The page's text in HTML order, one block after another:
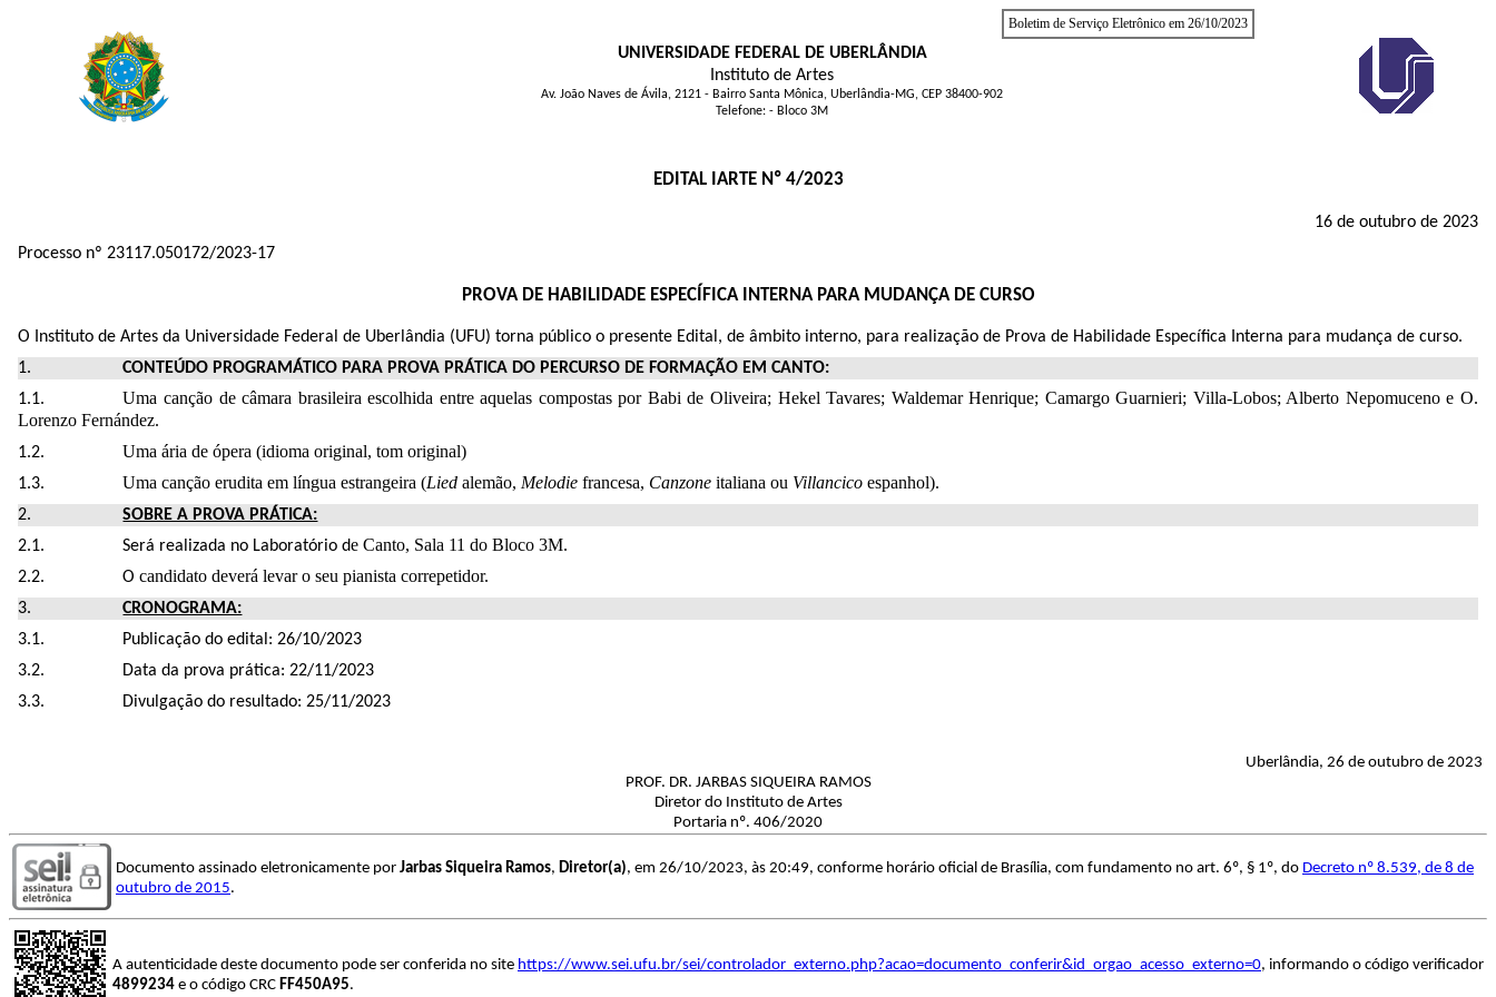
Boletim de Serviço Eletrônico em 26/10/2023
UNIVERSIDADE FEDERAL DE UBERLÂNDIA
Instituto de Artes
Av. João Naves de Ávila, 2121 - Bairro Santa Mônica, Uberlândia-MG, CEP 38400-902
Telefone: - Bloco 3M
EDITAL IARTE Nº 4/2023
16 de outubro de 2023
Processo nº 23117.050172/2023-17
PROVA DE HABILIDADE ESPECÍFICA INTERNA PARA MUDANÇA DE CURSO
O Instituto de Artes da Universidade Federal de Uberlândia (UFU) torna público o presente Edital, de âmbito interno, para realização de Prova de Habilidade Específica Interna para mudança de curso.
CONTEÚDO PROGRAMÁTICO PARA PROVA PRÁTICA DO PERCURSO DE FORMAÇÃO EM CANTO:
Uma canção de câmara brasileira escolhida entre aquelas compostas por Babi de Oliveira; Hekel Tavares; Waldemar Henrique; Camargo Guarnieri; Villa-Lobos; Alberto Nepomuceno e O.
Lorenzo Fernández.
Uma ária de ópera (idioma original, tom original)
Uma canção erudita em língua estrangeira (Liedalemão, Melodiefrancesa, Canzoneitaliana ou Villancicoespanhol).
SOBRE A PROVA PRÁTICA:
Será realizada no Laboratório de Canto, Sala 11 do Bloco 3M.
O candidato deverá levar o seu pianista correpetidor.
CRONOGRAMA:
Publicação do edital: 26/10/2023
Data da prova prática: 22/11/2023
Divulgação do resultado: 25/11/2023
Uberlândia, 26 de outubro de 2023
PROF. DR. JARBAS SIQUEIRA RAMOS
Diretor do Instituto de Artes
Portaria nº. 406/2020
Documento assinado eletronicamente por Jarbas Siqueira Ramos, Diretor(a), em 26/10/2023, às 20:49, conforme horário oficial de Brasília, com fundamento no art. 6º, § 1º, do Decreto nº 8.539, de 8 de
outubro de 2015.
A autenticidade deste documento pode ser conferida no site https://www.sei.ufu.br/sei/controlador_externo.php?acao=documento_conferir&id_orgao_acesso_externo=0, informando o código verificador
4899234 e o código CRC FF450A95.